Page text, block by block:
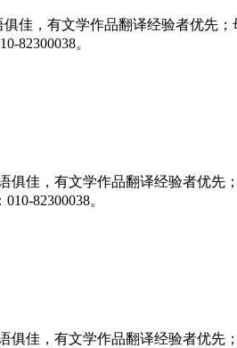
佳，有文学作品翻译经验者优先
82300038。
俱佳，有文学作品翻译经验者优
82300038。
俱佳，有文学作品翻译经验者优